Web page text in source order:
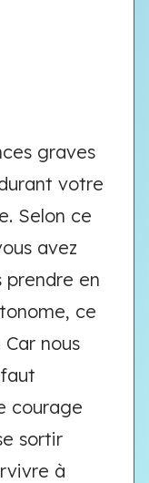
graves
votre
Selon ce
avez
prendre en
ce
nous
courage
sortir
à